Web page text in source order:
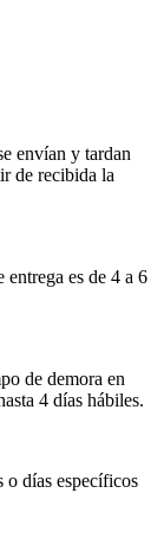
envían y tardan
de recibida la
es de 4 a 6
de demora en
4 días hábiles.
o días específicos